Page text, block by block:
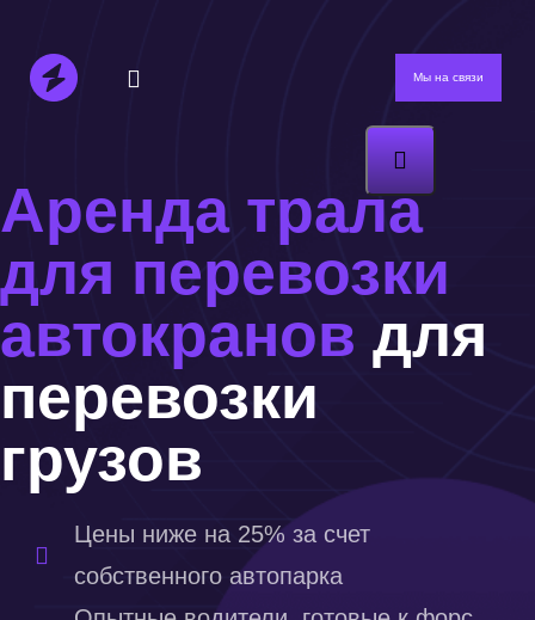
Мы на связи
Аренда трала
для перевозки
автокранов для
перевозки
грузов
Цены ниже на 25% за счет
собственного автопарка